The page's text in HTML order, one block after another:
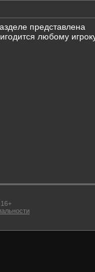
представлена
любому